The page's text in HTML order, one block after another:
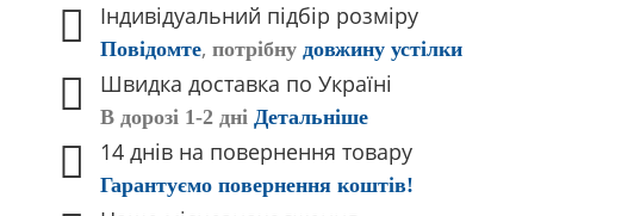
Індивідуальний підбір розміру
Повідомте, потрібну довжину устілки
Швидка доставка по Україні
В дорозі 1-2 дні Детальніше
14 днів на повернення товару
Гарантуємо повернення коштів!